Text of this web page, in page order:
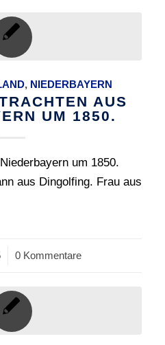
, NIEDERBAYERN
AUS
UM 1850.
um 1850.
aus Dingolfing. Frau aus
0 Kommentare